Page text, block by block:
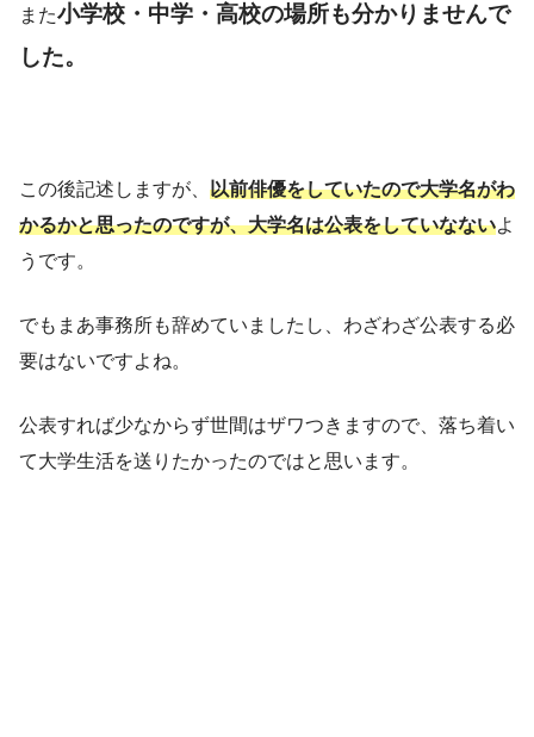
また小学校・中学・高校の場所も分かりませんで
した。
この後記述しますが、 以前俳優をしていたので大学名がわ
かるかと思ったのですが、大学名は公表をしていなないよ
うです。
でもまあ事務所も辞めていましたし、わざわざ公表する必
要はないですよね。
公表すれば少なからず世間はザワつきますので、落ち着い
て大学生活を送りたかったのではと思います。